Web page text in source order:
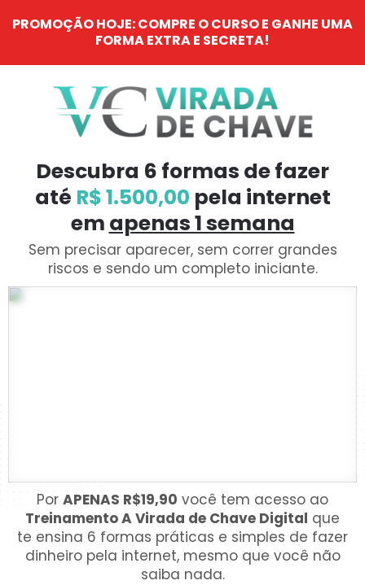
PROMOÇÃO HOJE: COMPRE O CURSO E GANHE UMA
FORMA EXTRA E SECRETA!
Descubra 6 formas de fazer
até R$ 1.500,00 pela internet
em apenas 1 semana
Sem precisar aparecer, sem correr grandes
riscos e sendo um completo iniciante.
Por APENAS R$19,90 você tem acesso ao
Treinamento A Virada de Chave Digital que
te ensina 6 formas práticas e simples de fazer
dinheiro pela internet, mesmo que você não
saiba nada.